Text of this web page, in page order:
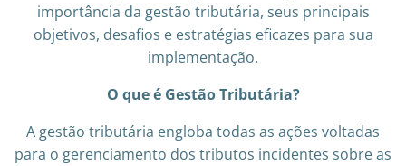
importância da gestão tributária, seus principais
objetivos, desafios e estratégias eficazes para sua
implementação.​
O que é Gestão Tributária?
A gestão tributária engloba todas as ações voltadas
para o gerenciamento dos tributos incidentes sobre as